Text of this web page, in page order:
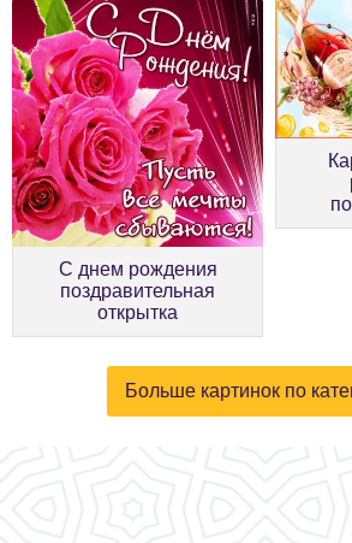
С днем рождения
поздравительная
открытка
Больше картинок по